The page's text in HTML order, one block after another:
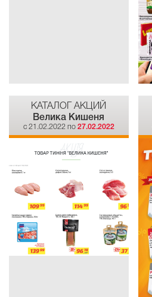
КАТАЛОГ АКЦИЙ
Велика Кишеня
c 21.02.2022 по 27.02.2022